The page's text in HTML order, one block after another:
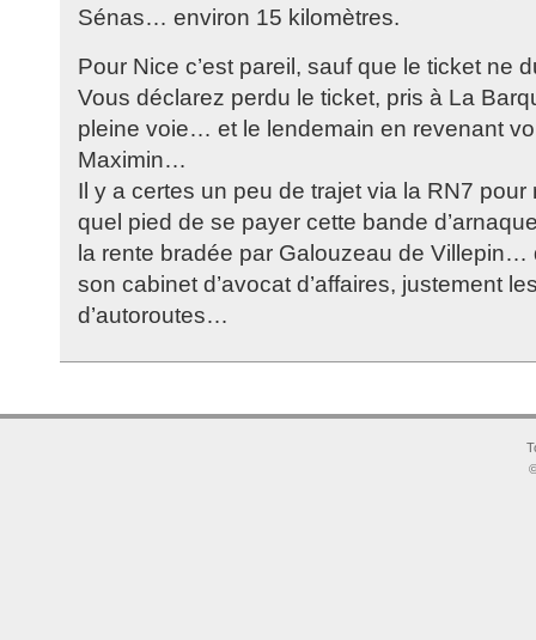
Sénas… environ 15 kilomètres.
Pour Nice c’est pareil, sauf que le ticket ne
Vous déclarez perdu le ticket, pris à La
pleine voie… et le lendemain en revenant
Maximin…
Il y a certes un peu de trajet via la RN7
quel pied de se payer cette bande
la rente bradée par Galouzeau de Villepin…
son cabinet d’avocat d’affaires, justement
d’autoroutes…